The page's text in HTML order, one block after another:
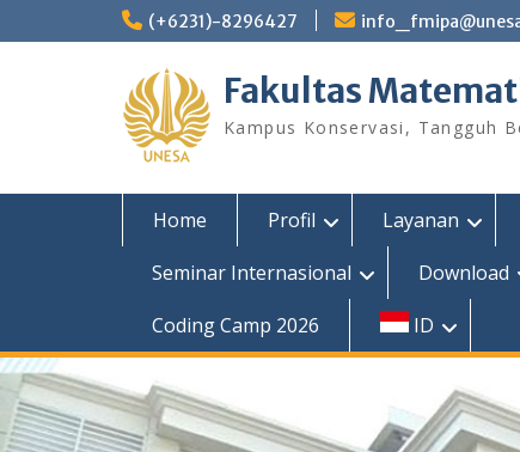
to
(+6231)-8296427
Fakultas
Kampus Konservasi, Tangguh
Home Profil Layanan
Seminar Internasional
Download
Coding Camp 2026
ID